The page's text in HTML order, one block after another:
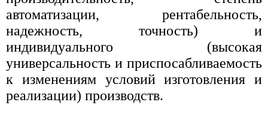
автоматизации, рентабельность,
надежность, точность) и
индивидуального (высокая
универсальность и приспосабливаемость
к изменениям условий изготовления и
реализации) производств.